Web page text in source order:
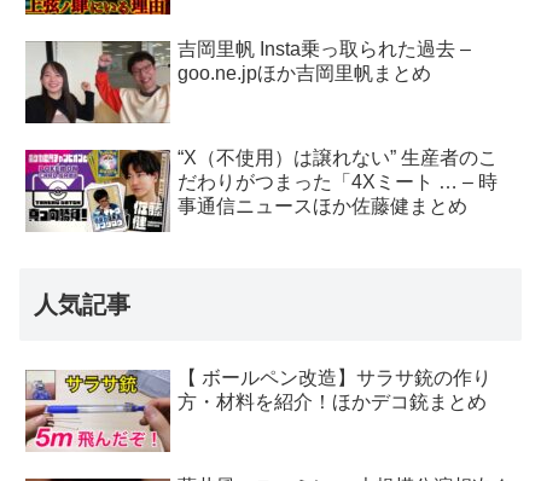
吉岡里帆 Insta乗っ取られた過去 –
goo.ne.jpほか吉岡里帆まとめ
“X（不使用）は譲れない” 生産者のこ
だわりがつまった「4Xミート … – 時
事通信ニュースほか佐藤健まとめ
人気記事
【 ボールペン改造】サラサ銃の作り
方・材料を紹介！ほかデコ銃まとめ